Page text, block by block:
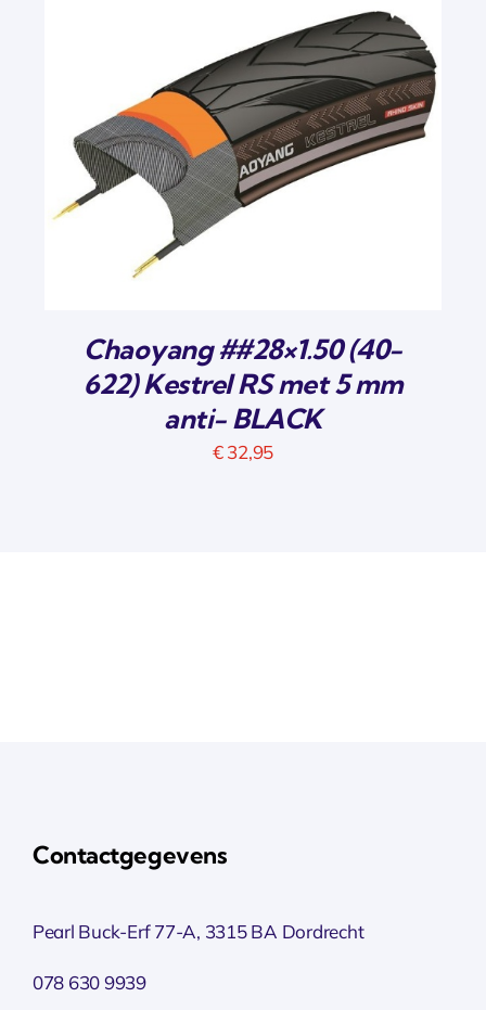
Chaoyang ##28×1.50 (40-
622) Kestrel RS met 5 mm
anti- BLACK
€32,95
Contactgegevens
Pearl Buck-Erf 77-A, 3315 BA Dordrecht
078 630 9939